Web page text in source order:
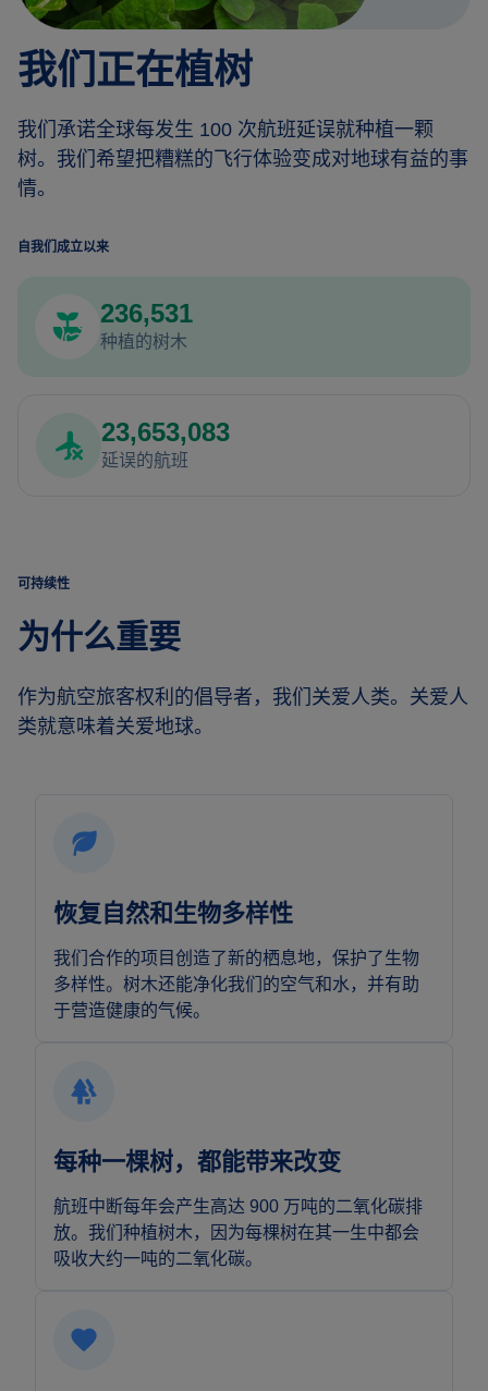
我们正在植树
我们承诺全球每发生 100 次航班延误就种植一颗
树。我们希望把糟糕的飞行体验变成对地球有益的事
情。
自我们成立以来
236,531
种植的树木
23,653,083
延误的航班
可持续性
为什么重要
作为航空旅客权利的倡导者，我们关爱人类。关爱人
类就意味着关爱地球。
恢复自然和生物多样性
我们合作的项目创造了新的栖息地，保护了生物
多样性。树木还能净化我们的空气和水，并有助
于营造健康的气候。
每种一棵树，都能带来改变
航班中断每年会产生高达 900 万吨的二氧化碳排
放。我们种植树木，因为每棵树在其一生中都会
吸收大约一吨的二氧化碳。